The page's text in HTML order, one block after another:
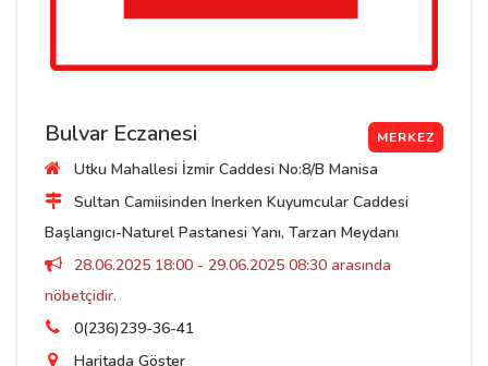
Bulvar Eczanesi MERKEZ
Utku Mahallesi İzmir Caddesi No:8/B Manisa
Sultan Camiisinden Inerken Kuyumcular Caddesi
Başlangıcı-Naturel Pastanesi Yanı, Tarzan Meydanı
28.06.2025 18:00 - 29.06.2025 08:30 arasında
nöbetçidir.
0(236)239-36-41
Haritada Göster